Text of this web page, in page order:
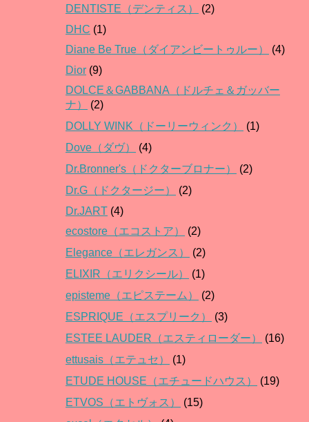
DENTISTE（デンティス）
(2)
DHC (1)
Diane Be True（ダイアンビートゥルー）
(4)
Dior (9)
DOLCE＆GABBANA（ドルチェ＆ガッバー
ナ）
(2)
DOLLY WINK（ドーリーウィンク）
(1)
Dove（ダヴ）
(4)
Dr.Bronner's（ドクターブロナー）
(2)
Dr.G（ドクタージー）
(2)
Dr.JART (4)
ecostore（エコストア）
(2)
Elegance（エレガンス）
(2)
ELIXIR（エリクシール）
(1)
episteme（エピステーム）
(2)
ESPRIQUE（エスプリーク）
(3)
ESTEE LAUDER（エスティローダー）
(16)
ettusais（エテュセ）
(1)
ETUDE HOUSE（エチュードハウス）
(19)
ETVOS（エトヴォス）
(15)